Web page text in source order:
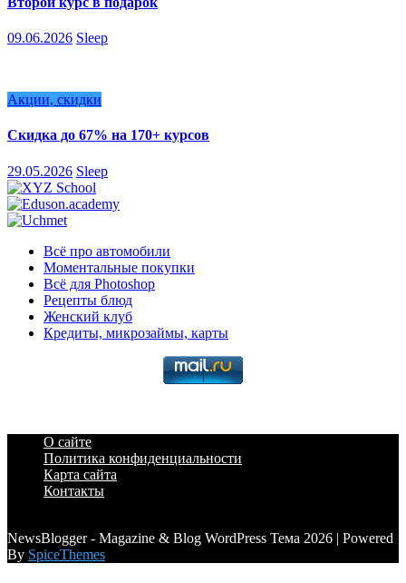
09.06.2026 Sleep
Акции, скидки
Скидка до 67% на 170+ курсов
29.05.2026 Sleep
Всё про автомобили
Моментальные покупки
Всё для Photoshop
Рецепты блюд
Женский клуб
Кредиты, микрозаймы, карты
О сайте
Политика конфиденциальности
Карта сайта
Контакты
NewsBlogger - Magazine & Blog WordPress Тема 2026 | Powered
By SpiceThemes